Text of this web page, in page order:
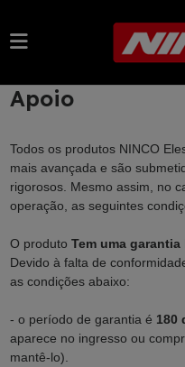
Apoio
Todos os produtos NINCO
mais avançada e são
rigorosos. Mesmo assim, no
operação, as seguintes
O produtoTem uma
Devido à falta de
as condições abaixo:
- o período de garantia é 180
aparece no ingresso ou
mantê-lo).